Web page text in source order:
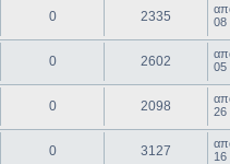
0 2335
08
0 2602
05
0 2098
26
0 3127
16